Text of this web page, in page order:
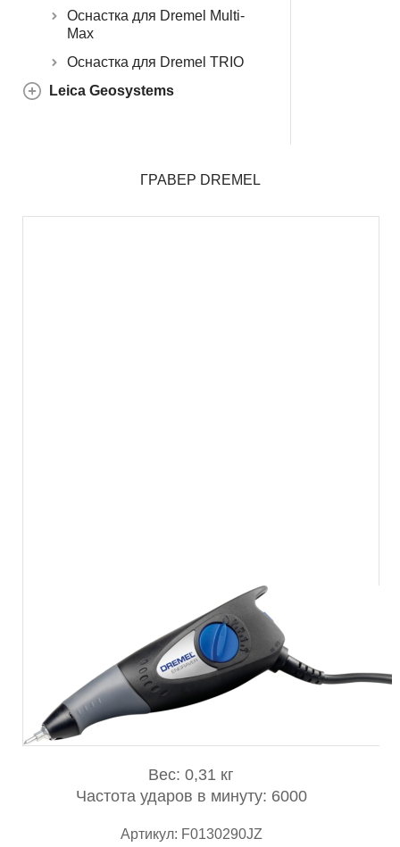
Оснастка для Dremel Multi-
Max
Оснастка для Dremel TRIO
Leica Geosystems
ГРАВЕР DREMEL
Вес: 0,31 кг
Частота ударов в минуту: 6000
Артикул: F0130290JZ